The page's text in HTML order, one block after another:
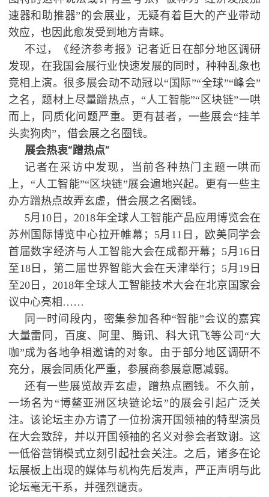
速器和助推器”的会展业，无疑有着巨大的产业带动
效应，也因此愈发受到地方青睐。
不过，《经济参考报》记者近日在部分地区调研
发现，在我国会展行业快速发展的同时，种种乱象也
竞相上演。很多展会动不动冠以“国际”“全球”“峰会”
之名，题材上尽量蹭热点，“人工智能”“区块链”一哄
而上，同质化问题严重。更有甚者，一些展会“挂羊
头卖狗肉”，借会展之名圈钱。
展会热衷“蹭热点”
记者在采访中发现，当前各种热门主题一哄而
上，“人工智能”“区块链”展会遍地兴起。更有一些主
办方蹭热点故弄玄虚，借会展之名圈钱。
5月10日，2018年全球人工智能产品应用博览会在
苏州国际博览中心拉开帷幕；5月11日，欧美同学会
首届数字经济与人工智能大会在成都开幕；5月16日
至18日，第二届世界智能大会在天津举行；5月19日
至20日，2018年全球人工智能技术大会在北京国家会
议中心亮相……
同一时间段内，密集参加各种“智能”会议的嘉宾
大量雷同，百度、阿里、腾讯、科大讯飞等公司“大
咖”成为各地争相邀请的对象。由于部分地区调研不
充分，展会同质化严重，参展商参展意愿减弱。
还有一些展览故弄玄虚，蹭热点圈钱。不久前，
一场名为“博鳌亚洲区块链论坛”的展会引起广泛关
注。该论坛主办方请了一位扮演开国领袖的特型演员
在大会致辞，并以开国领袖的名义对参会者致谢。这
一低俗营销模式立刻引起社会关注。之后，诸多在论
坛展板上出现的媒体与机构先后发声，严正声明与此
论坛毫无干系，并强烈谴责。